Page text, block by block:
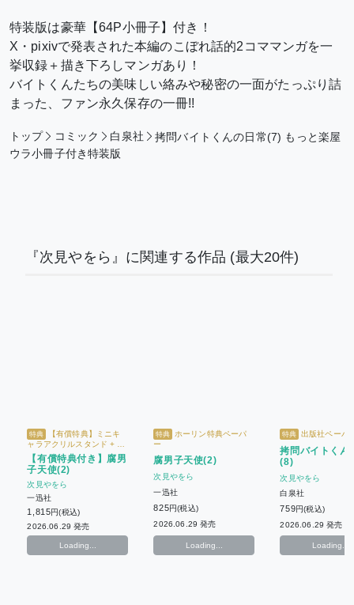
特装版は豪華【64P小冊子】付き！
X・pixivで発表された本編のこぼれ話的2コママンガを一
挙収録＋描き下ろしマンガあり！
バイトくんたちの美味しい絡みや秘密の一面がたっぷり詰
まった、ファン永久保存の一冊!!
トップ コミック 白泉社
拷問バイトくんの日常(7) もっと楽屋
ウラ小冊子付き特装版
『次見やをら』に関連する作品 (最大20件)
特典
【有償特典】ミニキ
ャラアクリルスタンド + ホ
ーリン特典ペーパー
【有償特典付き】腐男
子天使(2)
次見やをら
一迅社
1,815円(税込)
2026.06.29 発売
Loading...
特典 ホーリン特典ペーパ
ー
腐男子天使(2)
次見やをら
一迅社
825円(税込)
2026.06.29 発売
Loading...
特典 出版社ペーパ
拷問バイトくん
(8)
次見やをら
白泉社
759円(税込)
2026.06.29 発売
Loading...